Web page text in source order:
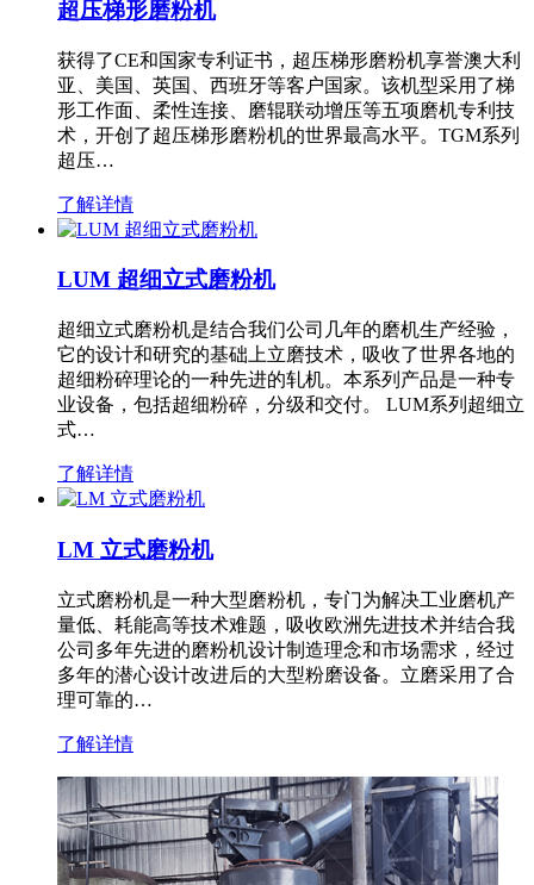
超压梯形磨粉机
获得了CE和国家专利证书，超压梯形磨粉机享誉澳大利
亚、美国、英国、西班牙等客户国家。该机型采用了梯
形工作面、柔性连接、磨辊联动增压等五项磨机专利技
术，开创了超压梯形磨粉机的世界最高水平。TGM系列
超压…
了解详情
LUM 超细立式磨粉机
超细立式磨粉机是结合我们公司几年的磨机生产经验，
它的设计和研究的基础上立磨技术，吸收了世界各地的
超细粉碎理论的一种先进的轧机。本系列产品是一种专
业设备，包括超细粉碎，分级和交付。 LUM系列超细立
式…
了解详情
LM 立式磨粉机
立式磨粉机是一种大型磨粉机，专门为解决工业磨机产
量低、耗能高等技术难题，吸收欧洲先进技术并结合我
公司多年先进的磨粉机设计制造理念和市场需求，经过
多年的潜心设计改进后的大型粉磨设备。立磨采用了合
理可靠的…
了解详情